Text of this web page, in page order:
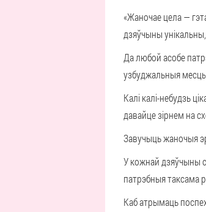
«Жаночае цела —
дзяўчыны
Да любой асобе
узбуджальныя
Калі калі-небудзь
давайце зірнем на
Завучыць жаночыя
У кожнай дзяўчыны
патрэбныя таксама
Каб атрымаць